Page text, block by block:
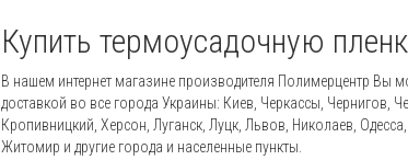
Купить термоусадочную
В нашем интернет магазине производителя Полимерцентр Вы
доставкой во все города Украины: Киев, Черкассы,
Кропивницкий, Херсон, Луганск, Луцк, Львов, Николаев,
Житомир и другие города и населенные пункты.